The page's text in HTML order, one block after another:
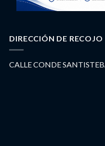
DIRECCIÓN DE RECOJO
CALLE CONDE